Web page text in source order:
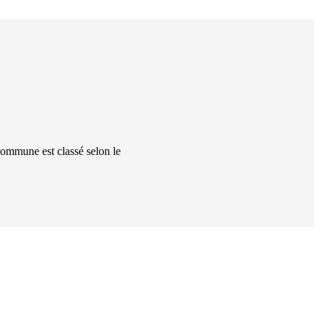
est classé selon le